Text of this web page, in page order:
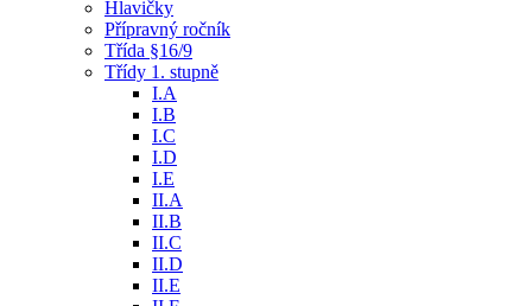
Hlavičky
Přípravný ročník
Třída §16/9
Třídy 1. stupně
I.A
I.B
I.C
I.D
I.E
II.A
II.B
II.C
II.D
II.E